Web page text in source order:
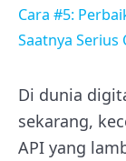
Cara #5:
Saatnya
Di dunia
sekarang,
API yang